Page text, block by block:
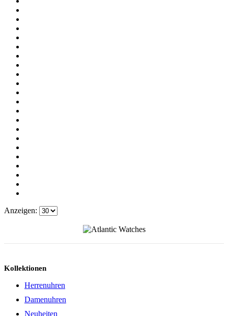
Anzeigen:
Kollektionen
Herrenuhren
Damenuhren
Neuheiten